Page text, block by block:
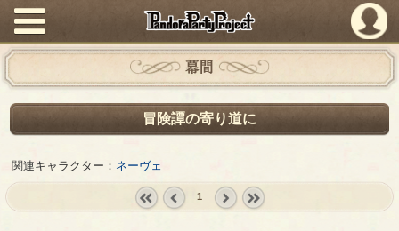
PandoraPartyProject
幕間
冒険譚の寄り道に
関連キャラクター： ネーヴェ
1